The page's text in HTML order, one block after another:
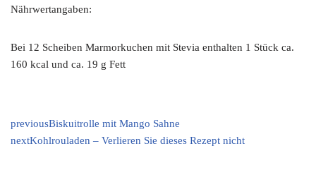
Nährwertangaben:
Bei 12 Scheiben Marmorkuchen mit Stevia enthalten 1 Stück ca.
160 kcal und ca. 19 g Fett
previousBiskuitrolle mit Mango Sahne
nextKohlrouladen – Verlieren Sie dieses Rezept nicht